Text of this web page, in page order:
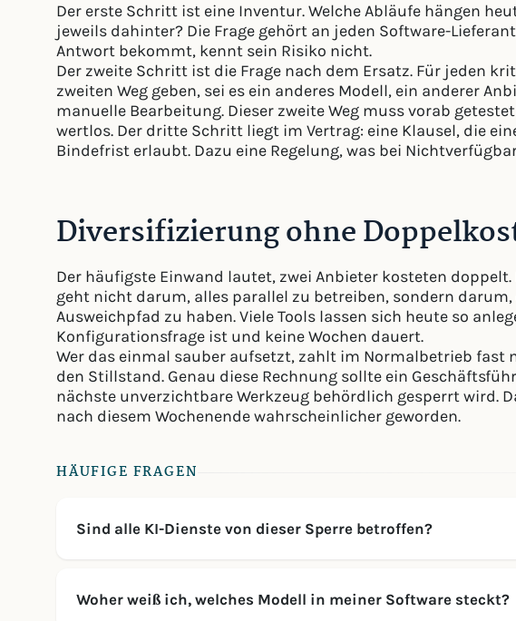
Der erste Schritt ist eine Inventur. Welche Abläufe hängen
jeweils dahinter? Die Frage gehört an jeden Software-
Antwort bekommt, kennt sein Risiko nicht.
Der zweite Schritt ist die Frage nach dem Ersatz. Für jeden
zweiten Weg geben, sei es ein anderes Modell, ein anderer
manuelle Bearbeitung. Dieser zweite Weg muss vorab
wertlos. Der dritte Schritt liegt im Vertrag: eine Klausel, die
Bindefrist erlaubt. Dazu eine Regelung, was bei
Diversifizierung ohne
Der häufigste Einwand lautet, zwei Anbieter kosteten
geht nicht darum, alles parallel zu betreiben, sondern
Ausweichpfad zu haben. Viele Tools lassen sich heute so
Konfigurationsfrage ist und keine Wochen dauert.
Wer das einmal sauber aufsetzt, zahlt im Normalbetrieb
den Stillstand. Genau diese Rechnung sollte ein
nächste unverzichtbare Werkzeug behördlich gesperrt wird.
nach diesem Wochenende wahrscheinlicher geworden.
HÄUFIGE FRAGEN
Sind alle KI-Dienste von dieser Sperre betroffen?
Woher weiß ich, welches Modell in meiner Software steckt?